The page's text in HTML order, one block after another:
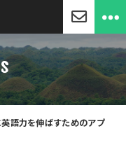
語力を伸ばすためのアプ